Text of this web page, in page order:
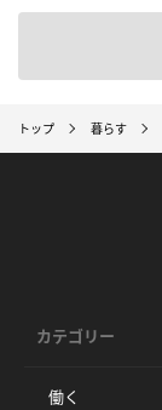
トップ 暮らす
カテゴリー
働く